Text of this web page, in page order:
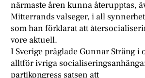
närmaste åren kunna återupptas,
Mitterrands valseger, i all synnerhet
som han förklarat att
vore aktuell.
I Sverige präglade Gunnar Sträng i
alltför ivriga
partikongress satsen att